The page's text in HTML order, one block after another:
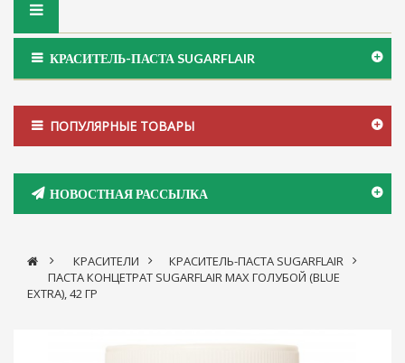
Toggle
КРАСИТЕЛЬ-ПАСТА SUGARFLAIR
ПОПУЛЯРНЫЕ ТОВАРЫ
НОВОСТНАЯ РАССЫЛКА
> КРАСИТЕЛИ >
КРАСИТЕЛЬ-ПАСТА SUGARFLAIR
ПАСТА КОНЦЕТРАТ SUGARFLAIR MAX ГОЛУБОЙ (BLUE
EXTRA), 42 ГР